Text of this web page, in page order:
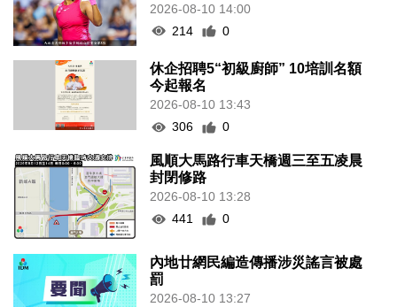
2026-08-10 14:00
214
0
休企招聘5“初級廚師” 10培訓名額
今起報名
2026-08-10 13:43
306
0
風順大馬路行車天橋週三至五凌晨
封閉修路
2026-08-10 13:28
441
0
內地廿網民編造傳播涉災謠言被處
罰
2026-08-10 13:27